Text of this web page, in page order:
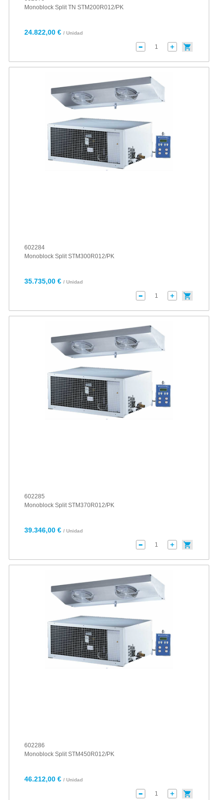
Monoblock Split TN STM200R012/PK
24.822,00 € / Unidad
602284
Monoblock Split STM300R012/PK
35.735,00 € / Unidad
602285
Monoblock Split STM370R012/PK
39.346,00 € / Unidad
602286
Monoblock Split STM450R012/PK
46.212,00 € / Unidad